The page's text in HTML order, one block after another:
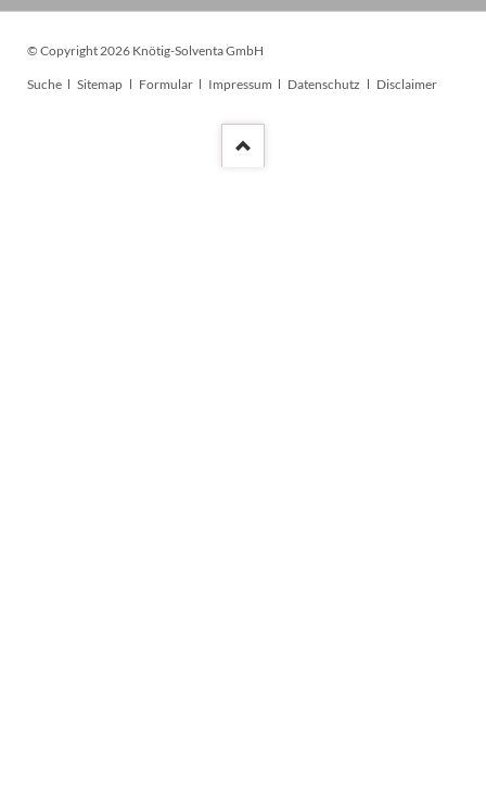
© Copyright 2026 Knötig-Solventa GmbH
Navigation
Suche Sitemap Formular Impressum Datenschutz Disclaimer